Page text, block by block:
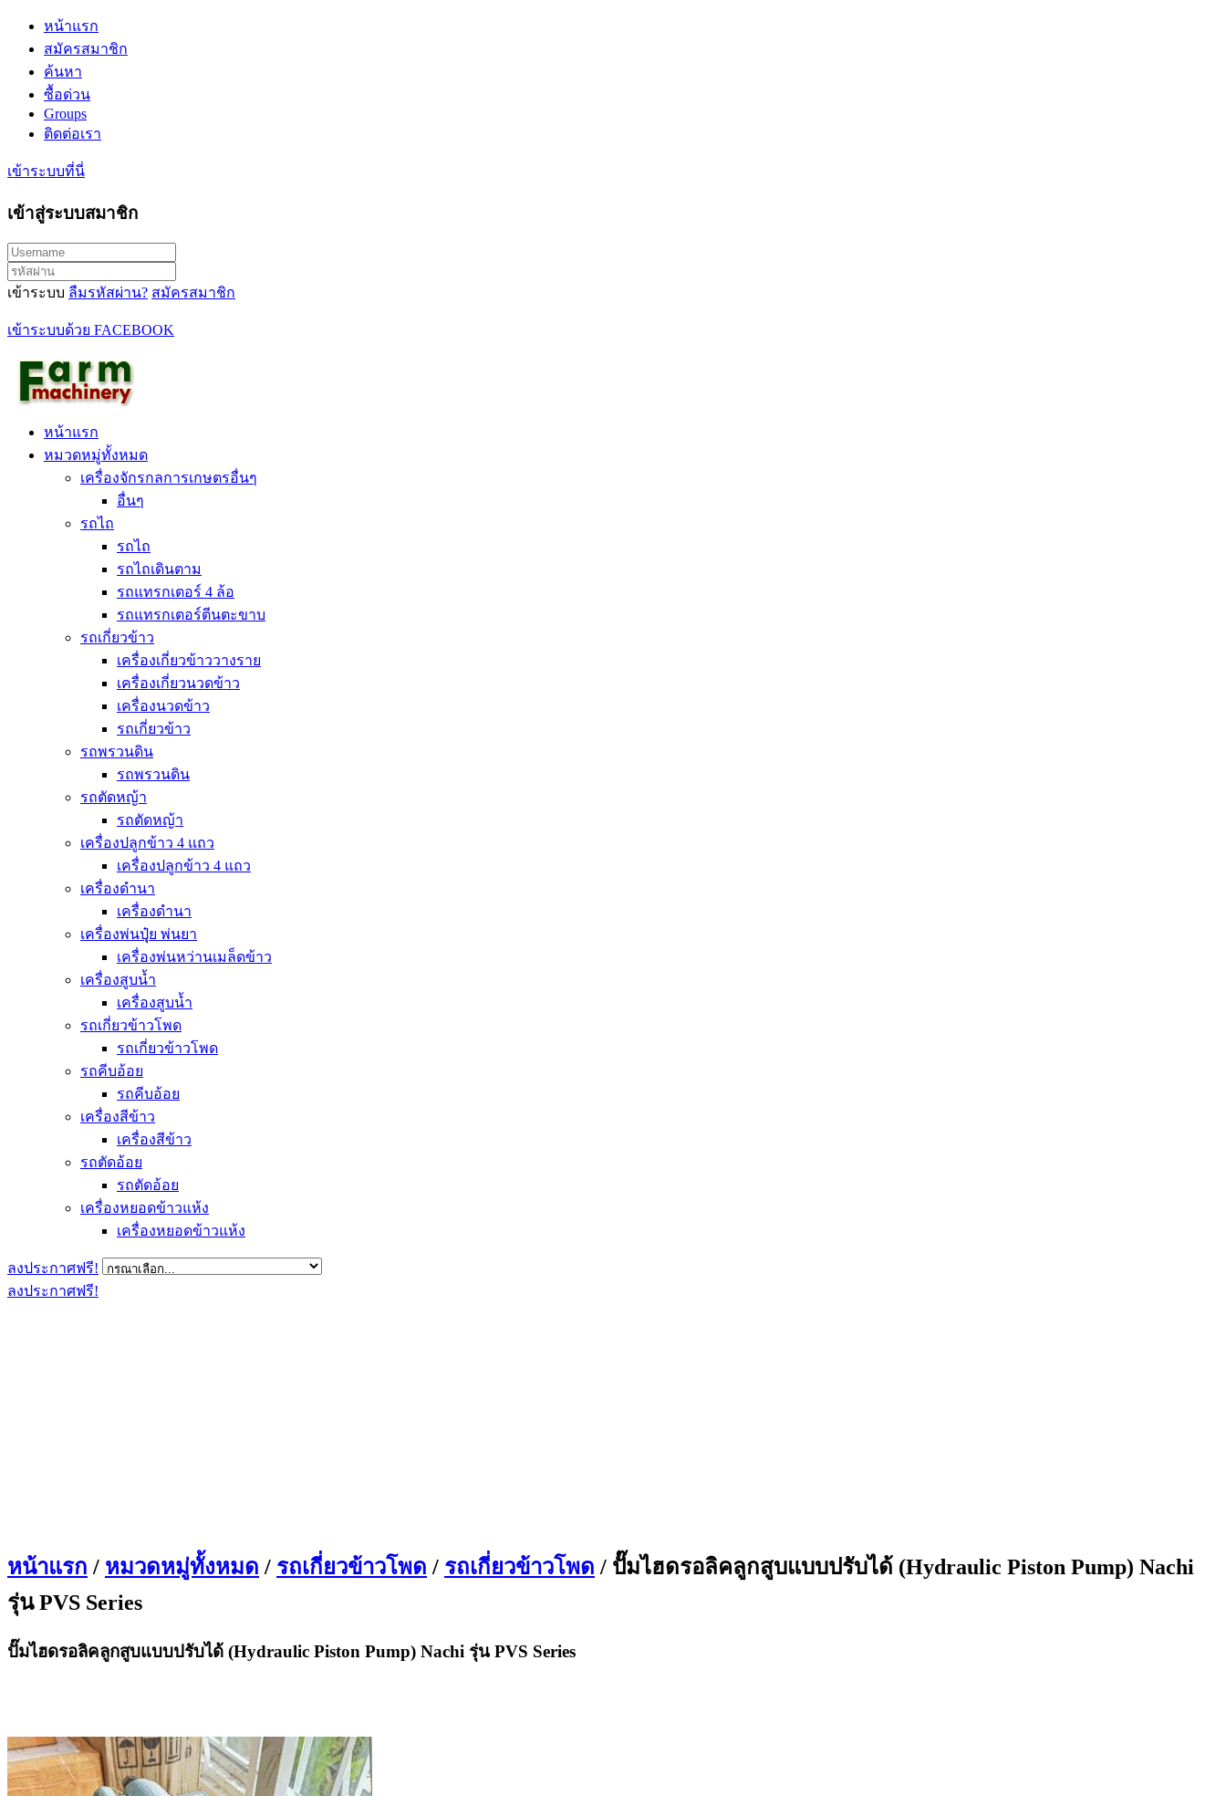
หน้าแรก
สมัครสมาชิก
ค้นหา
ซื้อด่วน
Groups
ติดต่อเรา
เข้าระบบที่นี่
เข้าสู่ระบบสมาชิก
เข้าระบบ ลืมรหัสผ่าน? สมัครสมาชิก
เข้าระบบด้วย FACEBOOK
หน้าแรก
หมวดหมู่ทั้งหมด
เครื่องจักรกลการเกษตรอื่นๆ
อื่นๆ
รถไถ
รถไถ
รถไถเดินตาม
รถแทรกเตอร์ 4 ล้อ
รถแทรกเตอร์ตีนตะขาบ
รถเกี่ยวข้าว
เครื่องเกี่ยวข้าววางราย
เครื่องเกี่ยวนวดข้าว
เครื่องนวดข้าว
รถเกี่ยวข้าว
รถพรวนดิน
รถพรวนดิน
รถตัดหญ้า
รถตัดหญ้า
เครื่องปลูกข้าว 4 แถว
เครื่องปลูกข้าว 4 แถว
เครื่องดำนา
เครื่องดำนา
เครื่องพ่นปุุ๋ย พ่นยา
เครื่องพ่นหว่านเมล็ดข้าว
เครื่องสูบน้ำ
เครื่องสูบน้ำ
รถเกี่ยวข้าวโพด
รถเกี่ยวข้าวโพด
รถคีบอ้อย
รถคีบอ้อย
เครื่องสีข้าว
เครื่องสีข้าว
รถตัดอ้อย
รถตัดอ้อย
เครื่องหยอดข้าวแห้ง
เครื่องหยอดข้าวแห้ง
ลงประกาศฟรี!
ลงประกาศฟรี!
หน้าแรก / หมวดหมู่ทั้งหมด / รถเกี่ยวข้าวโพด / รถเกี่ยวข้าวโพด / ปั๊มไฮดรอลิคลูกสูบแบบปรับได้ (Hydraulic Piston Pump) Nachi
รุ่น PVS Series
ปั๊มไฮดรอลิคลูกสูบแบบปรับได้ (Hydraulic Piston Pump) Nachi รุ่น PVS Series